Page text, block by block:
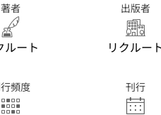
著者
ルート
出版者
リクルー
頻度 刊行